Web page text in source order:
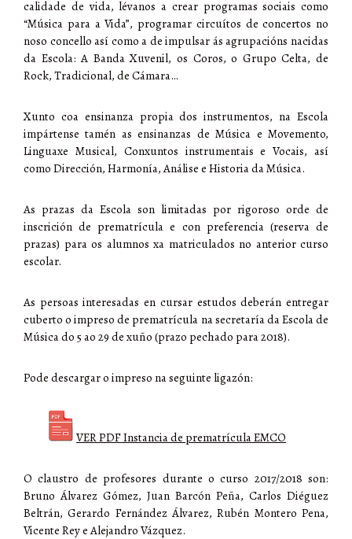
calidade de vida, lévanos a crear programas sociais como
“Música para a Vida”, programar circuítos de concertos no
noso concello así como a de impulsar ás agrupacións nacidas
da Escola: A Banda Xuvenil, os Coros, o Grupo Celta, de
Rock, Tradicional, de Cámara…
Xunto coa ensinanza propia dos instrumentos, na Escola
impártense tamén as ensinanzas de Música e Movemento,
Linguaxe Musical, Conxuntos instrumentais e Vocais, así
como Dirección, Harmonía, Análise e Historia da Música.
As prazas da Escola son limitadas por rigoroso orde de
inscrición de prematrícula e con preferencia (reserva de
prazas) para os alumnos xa matriculados no anterior curso
escolar.
As persoas interesadas en cursar estudos deberán entregar
cuberto o impreso de prematrícula na secretaría da Escola de
Música do 5 ao 29 de xuño (prazo pechado para 2018).
Pode descargar o impreso na seguinte ligazón:
VER PDF Instancia de prematrícula EMCO
O claustro de profesores durante o curso 2017/2018 son:
Bruno Álvarez Gómez, Juan Barcón Peña, Carlos Diéguez
Beltrán, Gerardo Fernández Álvarez, Rubén Montero Pena,
Vicente Rey e Alejandro Vázquez.